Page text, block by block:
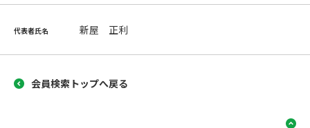
代表者氏名 新屋 正利
会員検索トップへ戻る